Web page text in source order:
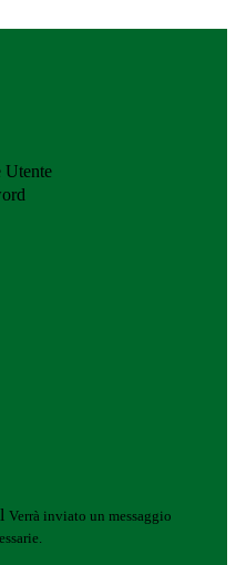
Utente
Verrà inviato un messaggio